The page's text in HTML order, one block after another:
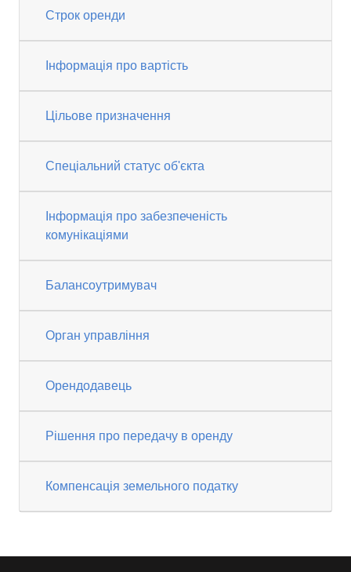
Строк оренди
Інформація про вартість
Цільове призначення
Спеціальний статус об'єкта
Інформація про забезпеченість
комунікаціями
Балансоутримувач
Орган управління
Орендодавець
Рішення про передачу в оренду
Компенсація земельного податку